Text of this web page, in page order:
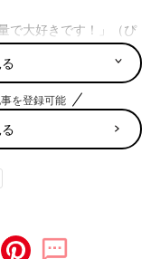
で大好きです！」（ぴ
ごろ価格！“おしりふ
ます！」（コタツから
、他のスーパーと比べ
あたり88円くらい
り豚ひき肉が好きなの
を登録可能